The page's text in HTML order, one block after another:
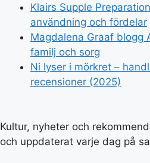
Klairs Supple
användning och fördelar
Magdalena Graaf blogg
familj och sorg
Ni lyser i mörkret –
recensioner (2025)
Kultur, nyheter och
och uppdaterat varje dag på